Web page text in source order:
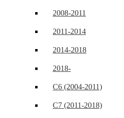
2008-2011
2011-2014
2014-2018
2018-
C6 (2004-2011)
C7 (2011-2018)